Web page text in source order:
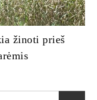
žinoti prieš